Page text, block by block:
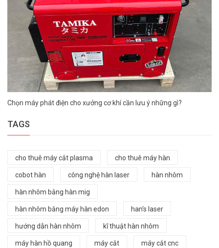
Chọn máy phát điện cho xưởng cơ khí cần lưu ý những gì?
TAGS
cho thuê máy cắt plasma cho thuê máy hàn
cobot hàn công nghệ hàn laser hàn nhôm
hàn nhôm bằng hàn mig
hàn nhôm bằng máy hàn edon han's laser
hướng dẫn hàn nhôm kĩ thuật hàn nhôm
máy hàn hồ quang máy cắt máy cắt cnc